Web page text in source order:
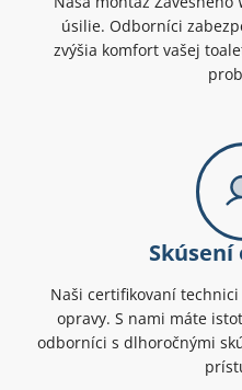
úsilie. Odborníci
zvýšia komfort vašej
Naši certifikovaní
opravy. S nami máte
odborníci s dlhoročnými